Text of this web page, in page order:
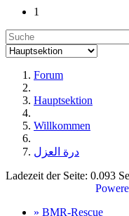
1
Forum
Hauptsektion
Willkommen
درة العزل
Ladezeit der Seite: 0.093
» BMR-Rescue